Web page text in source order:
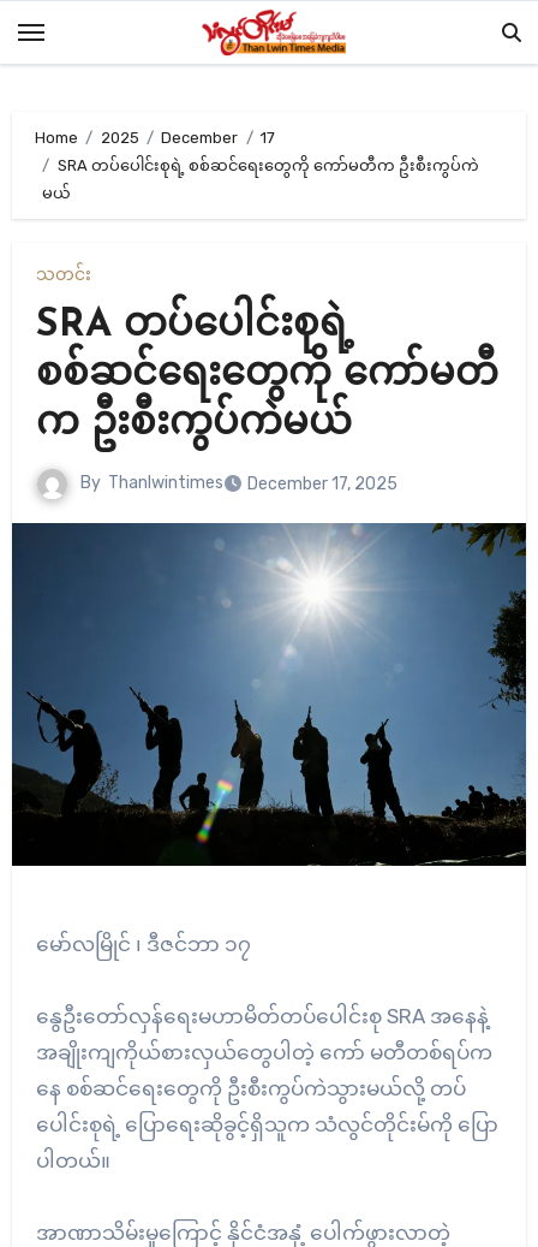
Home 2025 December
17
SRA တပ်ပေါင်းစုရဲ့ စစ်ဆင်ရေးတွေကို ကော်မတီက ဦးစီးကွပ်ကဲ
မယ်
သတင်း
SRA တပ်ပေါင်းစုရဲ့
စစ်ဆင်ရေးတွေကို ကော်မတီ
က ဦးစီးကွပ်ကဲမယ်
By Thanlwintimes December 17, 2025
မော်လမြိုင် ၊ ဒီဇင်ဘာ ၁၇
နွေဦးတော်လှန်ရေးမဟာမိတ်တပ်ပေါင်းစု SRA အနေနဲ့
အချိုးကျကိုယ်စားလှယ်တွေပါတဲ့ ကော် မတီတစ်ရပ်က
နေ စစ်ဆင်ရေးတွေကို ဦးစီးကွပ်ကဲသွားမယ်လို့ တပ်
ပေါင်းစုရဲ့ ပြောရေးဆိုခွင့်ရှိသူက သံလွင်တိုင်းမ်ကို ပြော
ပါတယ်။
အာဏာသိမ်းမှုကြောင့် နိုင်ငံအနှံ့ ပေါက်ဖွားလာတဲ့